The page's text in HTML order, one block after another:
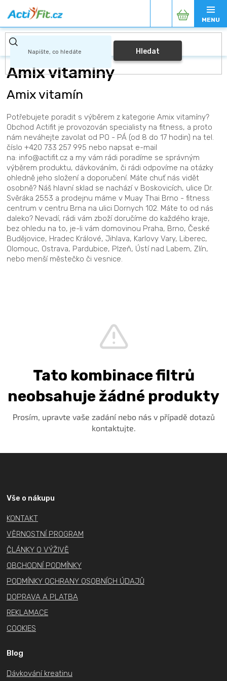
na
obsah
Hledat
Nákupní
košík
Amix vitamíny
Amix vitamín
Potřebujete poradit s výběrem z kategorie Amix vitamíny?
Obchod Actifit je provozován specialisty na fitness, a proto
nám neváhejte zavolat od PO - PÁ (od 8 do 17 hodin) na tel.
číslo +420 733 257 995 nebo napsat e-mail
na: info@actifit.cz a my vám rádi poradíme se správným
výběrem produktu, dávkováním, či rádi odpovíme na otázky
ohledně jeho složení a doporučení. Máte chuť nás vidět
osobně? Náš hlavní sklad se nachází v Boskovicích, ulice Dr.
Svěráka 2553 a prodejnu máme v Muay Thai Brno - fitness
centrum v centru Brna na ulici Dornych 102. Máte to od nás
daleko? Nevadí, rádi vám zboží doručíme do každého kraje,
bez ohledu na to, je-li vám domovinou Praha, Brno, České
Budějovice, Hradec Králové, Jihlava, Karlovy Vary, Liberec,
Olomouc, Ostrava, Pardubice, Plzeň, Ústí nad Labem, Zlín,
nebo menší městečko či vesnice.
Vše o nákupu
KONTAKT
VĚRNOSTNÍ PROGRAM
ČLÁNKY O VÝŽIVĚ
OBCHODNÍ PODMÍNKY
PODMÍNKY OCHRANY OSOBNÍCH ÚDAJŮ
DOPRAVA A PLATBA
REKLAMACE
COOKIES
Blog
Dávkování kreatinu